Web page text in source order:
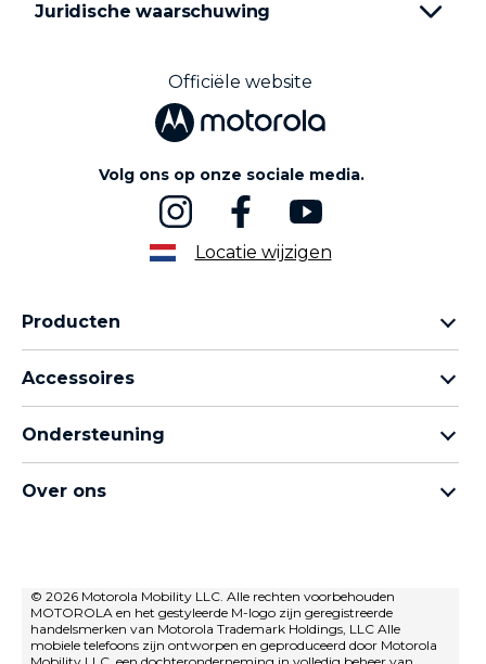
Juridische waarschuwing
Officiële website
Volg ons op onze sociale media.
Locatie wijzigen
Producten
moto g-familie
thinkphone by motorola
Accessoires
moto tag
Ondersteuning
Reparatiestatus
Herstel en slimme assistent
Over ons
Verkoopvoorwaarden
Gebruiksvoorwaarden
privacybeleid
© 2026 Motorola Mobility LLC. Alle rechten voorbehouden
MOTOROLA en het gestyleerde M-logo zijn geregistreerde
handelsmerken van Motorola Trademark Holdings, LLC Alle
mobiele telefoons zijn ontworpen en geproduceerd door Motorola